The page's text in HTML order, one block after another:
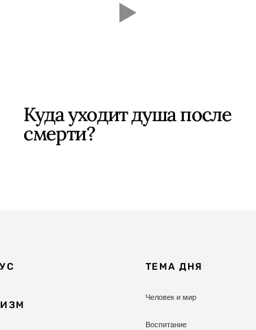
Куда уходит душа после
смерти?
ТЕМА ДНЯ
Человек и мир
Воспитание